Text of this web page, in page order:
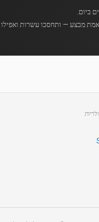
מבצע — ותחסכו עשרות ואפילו